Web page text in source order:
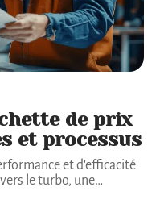
de prix
et processus
et d'efficacité
le turbo, une…